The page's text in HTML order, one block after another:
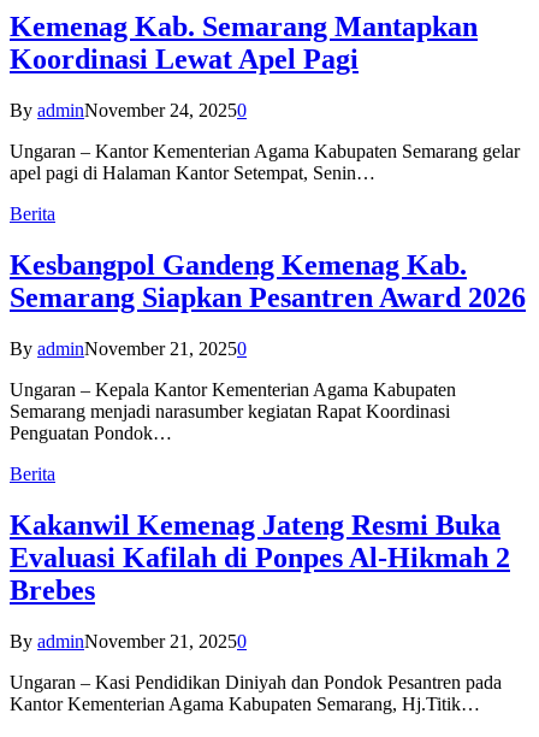
Kemenag Kab. Semarang Mantapkan
Koordinasi Lewat Apel Pagi
By adminNovember 24, 20250
Ungaran – Kantor Kementerian Agama Kabupaten Semarang gelar
apel pagi di Halaman Kantor Setempat, Senin…
Berita
Kesbangpol Gandeng Kemenag Kab.
Semarang Siapkan Pesantren Award 2026
By adminNovember 21, 20250
Ungaran – Kepala Kantor Kementerian Agama Kabupaten
Semarang menjadi narasumber kegiatan Rapat Koordinasi
Penguatan Pondok…
Berita
Kakanwil Kemenag Jateng Resmi Buka
Evaluasi Kafilah di Ponpes Al-Hikmah 2
Brebes
By adminNovember 21, 20250
Ungaran – Kasi Pendidikan Diniyah dan Pondok Pesantren pada
Kantor Kementerian Agama Kabupaten Semarang, Hj.Titik…